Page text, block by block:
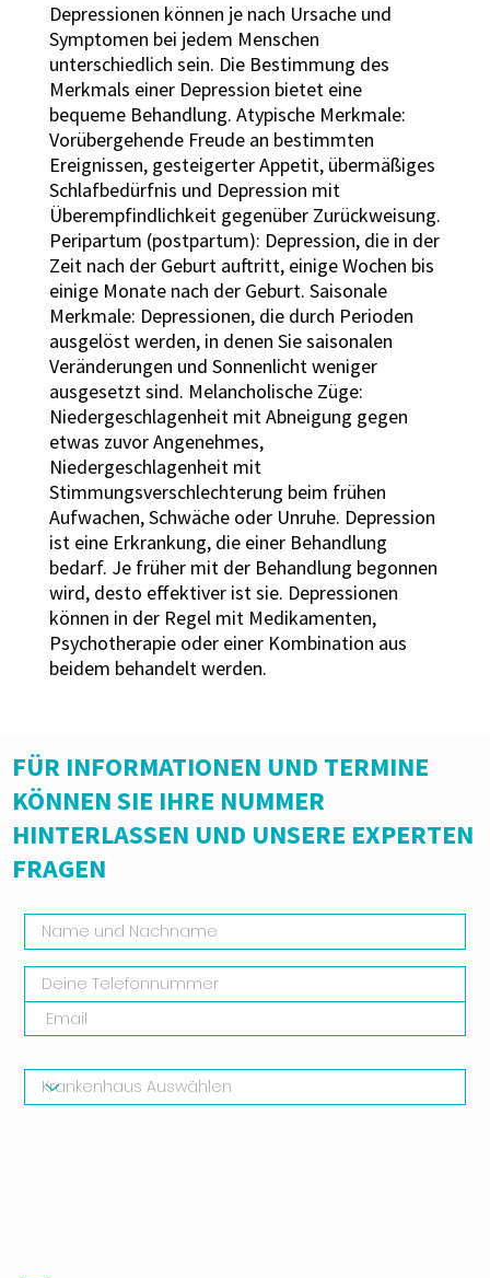
Depressionen können je nach Ursache und
Symptomen bei jedem Menschen
unterschiedlich sein. Die Bestimmung des
Merkmals einer Depression bietet eine
bequeme Behandlung. Atypische Merkmale:
Vorübergehende Freude an bestimmten
Ereignissen, gesteigerter Appetit, übermäßiges
Schlafbedürfnis und Depression mit
Überempfindlichkeit gegenüber Zurückweisung.
Peripartum (postpartum): Depression, die in der
Zeit nach der Geburt auftritt, einige Wochen bis
einige Monate nach der Geburt. Saisonale
Merkmale: Depressionen, die durch Perioden
ausgelöst werden, in denen Sie saisonalen
Veränderungen und Sonnenlicht weniger
ausgesetzt sind. Melancholische Züge:
Niedergeschlagenheit mit Abneigung gegen
etwas zuvor Angenehmes,
Niedergeschlagenheit mit
Stimmungsverschlechterung beim frühen
Aufwachen, Schwäche oder Unruhe. Depression
ist eine Erkrankung, die einer Behandlung
bedarf. Je früher mit der Behandlung begonnen
wird, desto effektiver ist sie. Depressionen
können in der Regel mit Medikamenten,
Psychotherapie oder einer Kombination aus
beidem behandelt werden.
FÜR INFORMATIONEN UND TERMINE
KÖNNEN SIE IHRE NUMMER
HINTERLASSEN UND UNSERE EXPERTEN
FRAGEN